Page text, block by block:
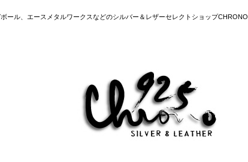
ール、エースメタルワークスなどのシルバー＆レザーセレクトショップCHRONO